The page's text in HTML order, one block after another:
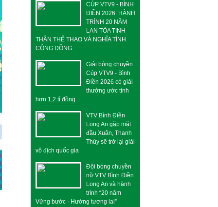
CÚP VTV9 - BÌNH
ĐIỀN 2026: HÀNH
TRÌNH 20 NĂM
LAN TỎA TINH
THẦN THỂ THAO VÀ NGHĨA TÌNH
CỘNG ĐỒNG
Giải bóng chuyền
Cúp VTV9 - Bình
Điền 2026 có giải
thưởng ước tính
hơn 1,2 tỉ đồng
VTV Bình Điền
Long An gặp mặt
đầu Xuân, Thanh
Thúy sẽ trở lại giải
vô địch quốc gia
Đội bóng chuyền
nữ VTV Bình Điền
Long An và hành
trình “20 năm
Vững bước - Hướng tương lai”